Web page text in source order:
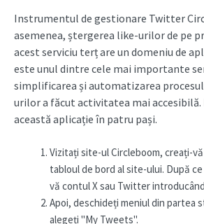
Instrumentul de gestionare Twitter
asemenea, ștergerea like-urilor de pe
acest serviciu terț are un domeniu de
este unul dintre cele mai importante
simplificarea și automatizarea
urilor a făcut activitatea mai
această aplicație în patru pași.
Vizitați site-ul Circleboom, creați-
tabloul de bord al site-ului. După
vă contul X sau Twitter
Apoi, deschideți meniul din partea
alegeți "My Tweets".